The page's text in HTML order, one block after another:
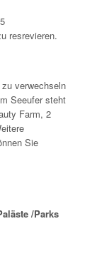
resrevieren.
verwechseln
Seeufer steht
Farm, 2
Sie
/Parks